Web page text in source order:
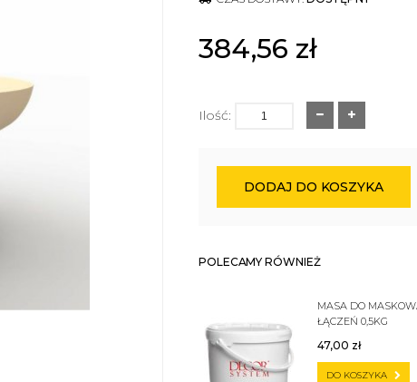
384,56 zł
Ilość:
DODAJ DO KOSZYKA
POLECAMY RÓWNIEŻ
MASA DO
ŁĄCZEŃ 0,5KG
47,00 zł
DO KOSZYKA